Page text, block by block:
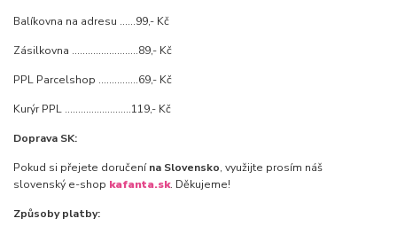
Balíkovna na adresu ......99,- Kč
Zásilkovna .........................89,- Kč
PPL Parcelshop ...............69,- Kč
Kurýr PPL .........................119,- Kč
Doprava SK:
Pokud si přejete doručenína Slovensko, využijte prosím náš
slovenský e-shop kafanta.sk. Děkujeme!
Způsoby platby: